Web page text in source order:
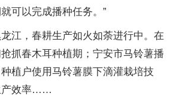
可以完成播种任务。”
江，春耕生产如火如荼进行中。在
抓春木耳种植期；宁安市马铃薯播
植户使用马铃薯膜下滴灌栽培技
产效率……